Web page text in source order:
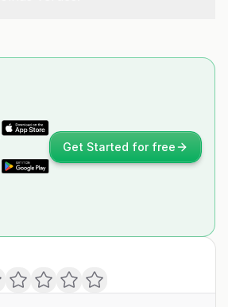
Get Started for free